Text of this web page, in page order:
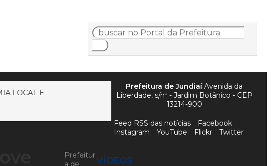
LOCAL E
VÍDEOS
Prefeitura de JundiaíAvenida da
Liberdade, s/nº - Jardim Botânico - CEP
13214-900
Feed RSS das notícias
Facebook
Instagram
YouTube Flickr Twitter
Prefeitur
a de